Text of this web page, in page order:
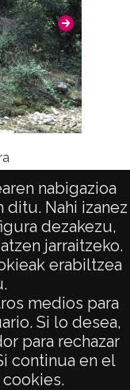
nabigazioa
Nahi izanez
dezakezu,
jarraitzeko.
erabiltzea
medios para
Si lo desea,
para rechazar
continua en el